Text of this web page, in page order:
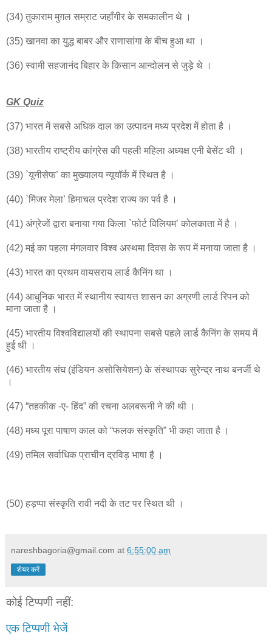
(34) तुकाराम मुग़ल सम्राट जहाँगीर के समकालीन थे ।
(35) खानवा का युद्ध बाबर और राणासांगा के बीच हुआ था ।
(36) स्वामी सहजानंद बिहार के किसान आन्दोलन से जुड़े थे ।
GK Quiz
(37) भारत में सबसे अधिक दाल का उत्पादन मध्य प्रदेश में होता है ।
(38) भारतीय राष्ट्रीय कांग्रेस की पहली महिला अध्यक्ष एनी बेसेंट थी ।
(39) `यूनीसेफ’ का मुख्यालय न्यूयॉर्क में स्थित है ।
(40) `मिंजर मेला’ हिमाचल प्रदेश राज्य का पर्व है ।
(41) अंग्रेजों द्वारा बनाया गया किला `फोर्ट विलियम’ कोलकाता में है ।
(42) मई का पहला मंगलवार विश्व अस्थमा दिवस के रूप में मनाया जाता है ।
(43) भारत का प्रथम वायसराय लार्ड कैनिंग था ।
(44) आधुनिक भारत में स्थानीय स्वायत्त शासन का अग्रणी लार्ड रिपन को
माना जाता है ।
(45) भारतीय विश्वविद्यालयों की स्थापना सबसे पहले लार्ड कैनिंग के समय में
हुई थी ।
(46) भारतीय संघ (इंडियन असोसियेशन) के संस्थापक सुरेन्द्र नाथ बनर्जी थे
।
(47) “तहकीक -ए- हिंद” की रचना अलबरूनी ने की थी ।
(48) मध्य पूरा पाषाण काल को “फलक संस्कृति” भी कहा जाता है ।
(49) तमिल सर्वाधिक प्राचीन द्रविड़ भाषा है ।
(50) हड़प्पा संस्कृति रावी नदी के तट पर स्थित थी ।
nareshbagoria@gmail.com at 6:55:00 am
शेयर करें
कोई टिप्पणी नहीं:
एक टिप्पणी भेजें